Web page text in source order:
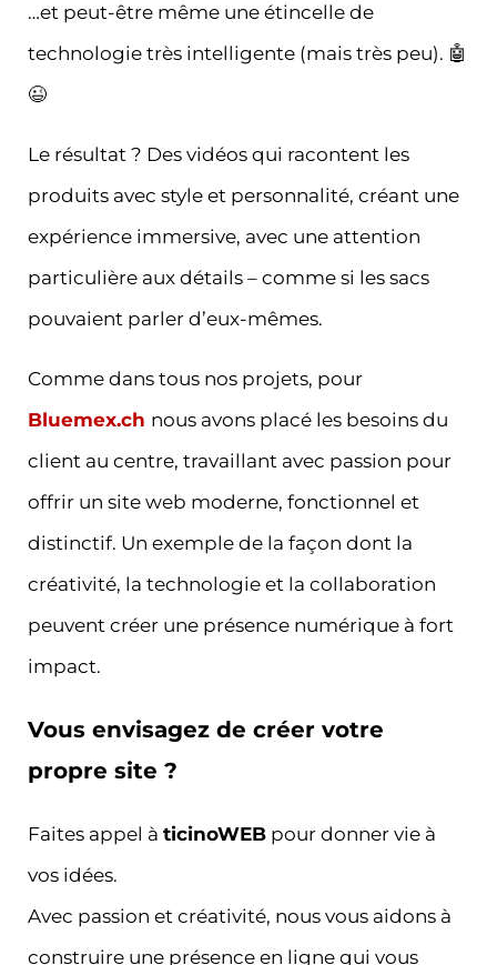
…et peut-être même une étincelle de
technologie très intelligente (mais très peu). 🤖
😉
Le résultat ? Des vidéos qui racontent les
produits avec style et personnalité, créant une
expérience immersive, avec une attention
particulière aux détails – comme si les sacs
pouvaient parler d’eux-mêmes.
Comme dans tous nos projets, pour
Bluemex.ch nous avons placé les besoins du
client au centre, travaillant avec passion pour
offrir un site web moderne, fonctionnel et
distinctif. Un exemple de la façon dont la
créativité, la technologie et la collaboration
peuvent créer une présence numérique à fort
impact.
Vous envisagez de créer votre
propre site ?
Faites appel à ticinoWEB pour donner vie à
vos idées.
Avec passion et créativité, nous vous aidons à
construire une présence en ligne qui vous